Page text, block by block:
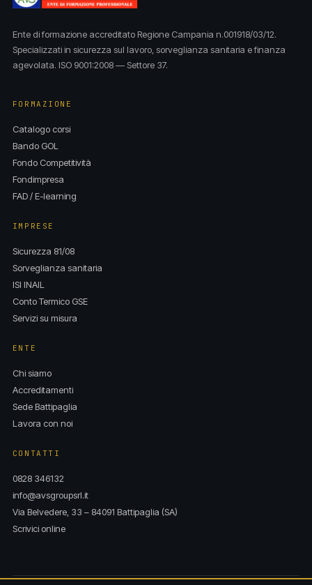
Ente di formazione accreditato Regione Campania n.001918/03/12.
Specializzati in sicurezza sul lavoro, sorveglianza sanitaria e finanza
agevolata. ISO 9001:2008 — Settore 37.
FORMAZIONE
Catalogo corsi
Bando GOL
Fondo Competitività
Fondimpresa
FAD / E-learning
IMPRESE
Sicurezza 81/08
Sorveglianza sanitaria
ISI INAIL
Conto Termico GSE
Servizi su misura
ENTE
Chi siamo
Accreditamenti
Sede Battipaglia
Lavora con noi
CONTATTI
0828 346132
info@avsgroupsrl.it
Via Belvedere, 33 – 84091 Battipaglia (SA)
Scrivici online